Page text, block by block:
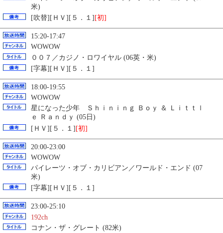
米)
[吹替][ＨＶ][５．１] [初]
15:20-17:47
WOWOW
００７／カジノ・ロワイヤル (06英・米)
[字幕][ＨＶ][５．１]
18:00-19:55
WOWOW
星になった少年 Ｓｈｉｎｉｎｇ Ｂｏｙ ＆ Ｌｉｔｔｌ
ｅ Ｒａｎｄｙ (05日)
[ＨＶ][５．１][初]
20:00-23:00
WOWOW
パイレーツ・オブ・カリビアン／ワールド・エンド (07
米)
[字幕][ＨＶ][５．１]
23:00-25:10
192ch
コナン・ザ・グレート (82米)